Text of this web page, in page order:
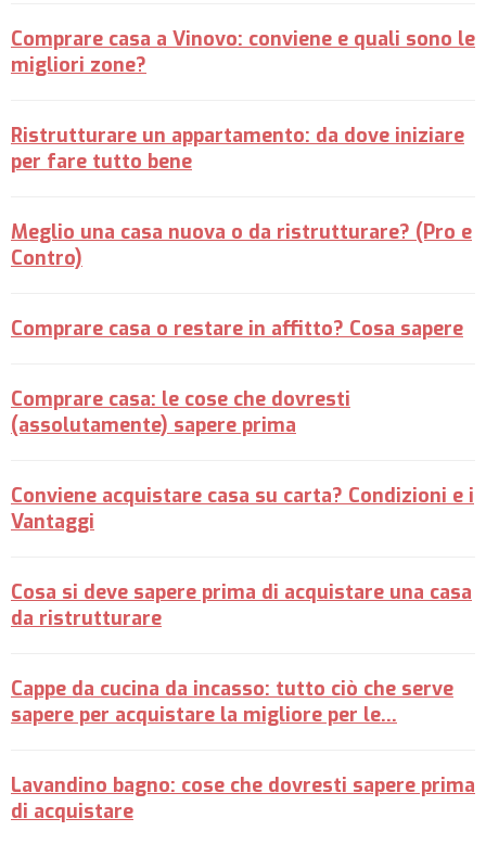
Comprare casa a Vinovo: conviene e quali sono le
migliori zone?
Ristrutturare un appartamento: da dove iniziare
per fare tutto bene
Meglio una casa nuova o da ristrutturare? (Pro e
Contro)
Comprare casa o restare in affitto? Cosa sapere
Comprare casa: le cose che dovresti
(assolutamente) sapere prima
Conviene acquistare casa su carta? Condizioni e i
Vantaggi
Cosa si deve sapere prima di acquistare una casa
da ristrutturare
Cappe da cucina da incasso: tutto ciò che serve
sapere per acquistare la migliore per le…
Lavandino bagno: cose che dovresti sapere prima
di acquistare